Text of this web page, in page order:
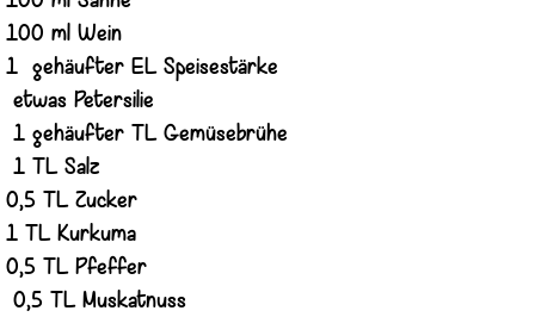
100 ml Wein
1 gehäufter EL Speisestärke
etwas Petersilie
1 gehäufter TL Gemüsebrühe
1 TL Salz
0,5 TL Zucker
1 TL Kurkuma
0,5 TL Pfeffer
0,5 TL Muskatnuss